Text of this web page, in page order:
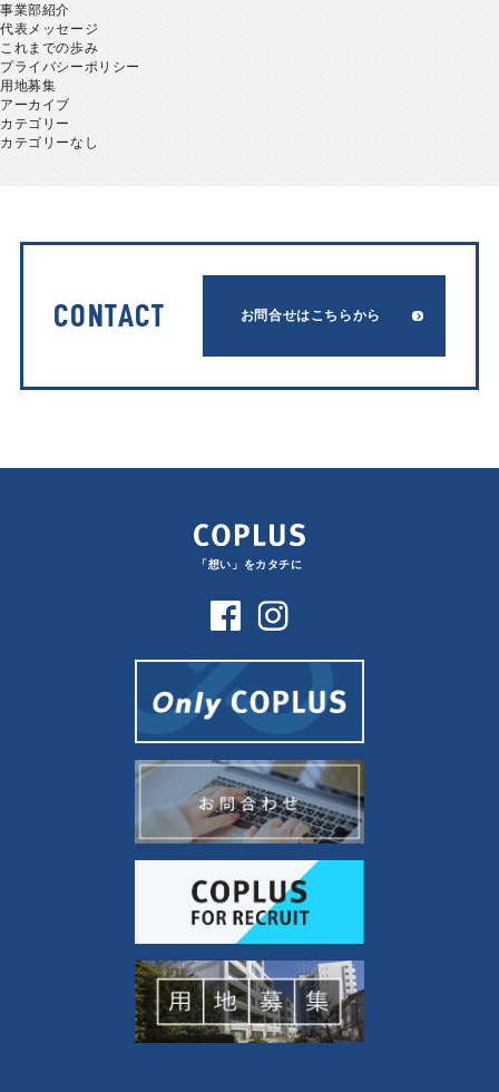
事業部紹介
代表メッセージ
これまでの歩み
プライバシーポリシー
用地募集
アーカイブ
カテゴリー
カテゴリーなし
CONTACT お問合せはこちらから
「想い」をカタチに